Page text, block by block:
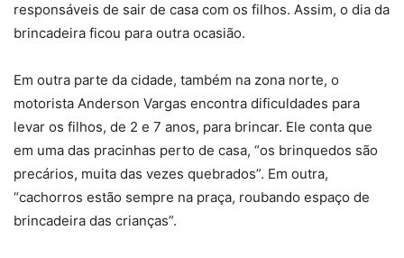
responsáveis de sair de casa com os filhos. Assim, o dia da
brincadeira ficou para outra ocasião.
Em outra parte da cidade, também na zona norte, o
motorista Anderson Vargas encontra dificuldades para
levar os filhos, de 2 e 7 anos, para brincar. Ele conta que
em uma das pracinhas perto de casa, “os brinquedos são
precários, muita das vezes quebrados”. Em outra,
“cachorros estão sempre na praça, roubando espaço de
brincadeira das crianças”.